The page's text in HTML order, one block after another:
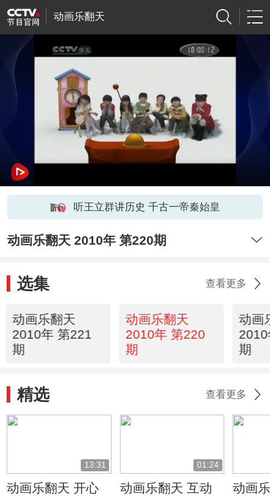
动画乐翻天
听王立群讲历史 千古一帝秦始皇
动画乐翻天 2010年 第220期
选集 查看更多
动画乐翻天
2010年 第221
期
动画乐翻天
2010年 第220
期
动画
期
精选 查看更多
13:31
动画乐翻天 开心
01:24
动画乐翻天 互动
动画